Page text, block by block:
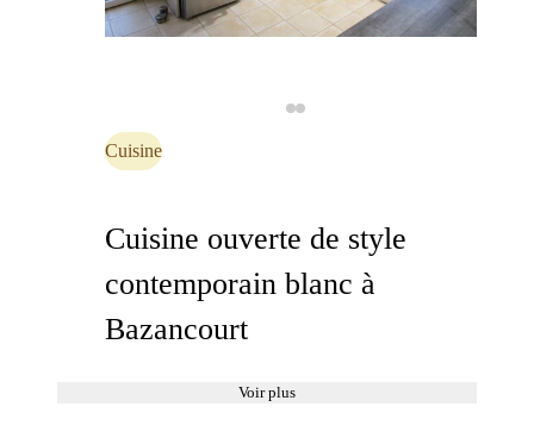
Cuisine
Cuisine ouverte de style
contemporain blanc à
Bazancourt
Voir plus